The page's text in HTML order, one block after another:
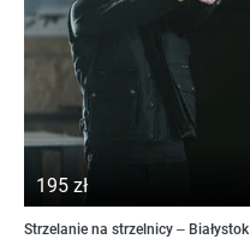
195 zł
Strzelanie na strzelnicy – Białystok